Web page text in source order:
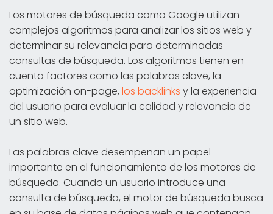
Los motores de búsqueda como Google utilizan
complejos algoritmos para analizar los sitios web y
determinar su relevancia para determinadas
consultas de búsqueda. Los algoritmos tienen en
cuenta factores como las palabras clave, la
optimización on-page, los backlinks y la experiencia
del usuario para evaluar la calidad y relevancia de
un sitio web.
Las palabras clave desempeñan un papel
importante en el funcionamiento de los motores de
búsqueda. Cuando un usuario introduce una
consulta de búsqueda, el motor de búsqueda busca